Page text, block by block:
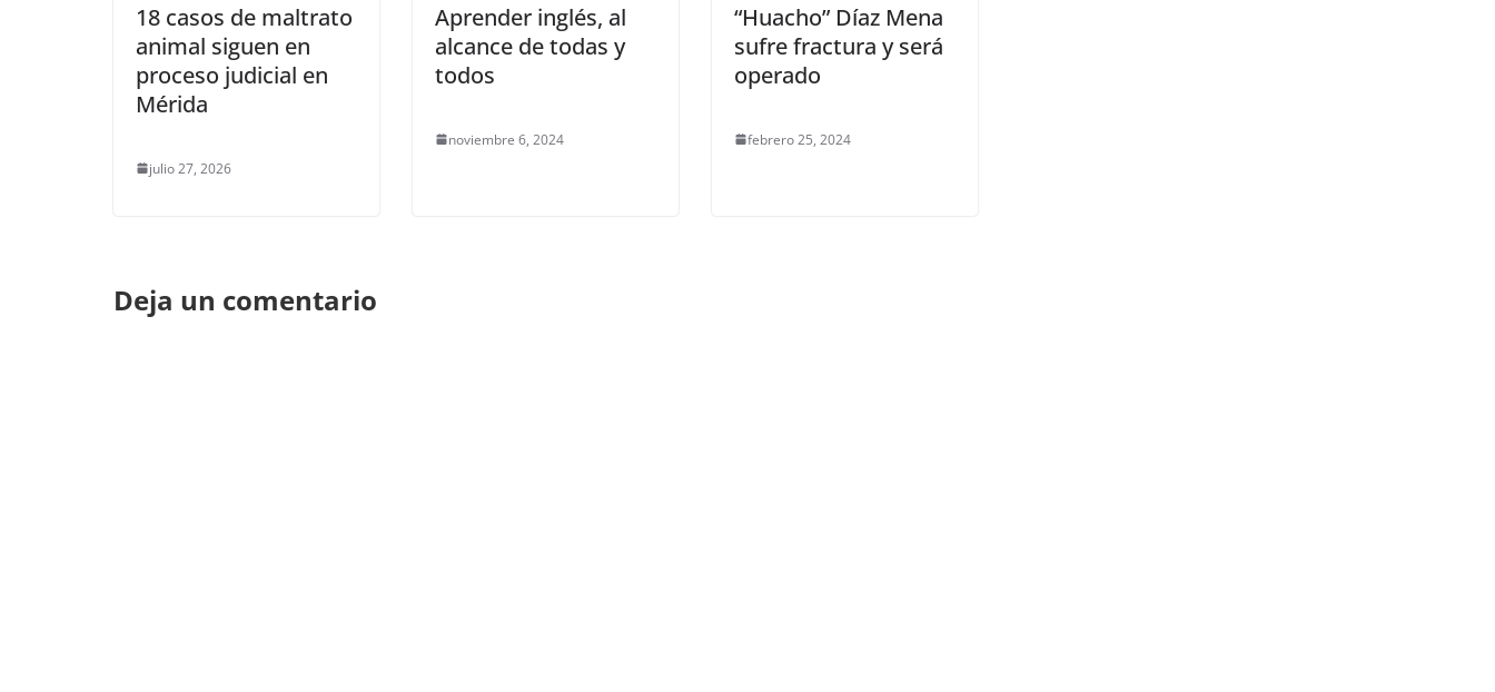
18 casos de maltrato
animal siguen en
proceso judicial en
Mérida
julio 27, 2026
Aprender inglés, al
alcance de todas y
todos
noviembre 6, 2024
“Huacho” Díaz Mena
sufre fractura y será
operado
febrero 25, 2024
Deja un comentario